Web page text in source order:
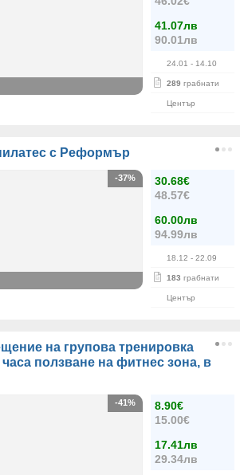
41.07лв
90.01лв
24.01 - 14.10
289 грабнати
Център
с Реформър
30.68€
48.57€
60.00лв
94.99лв
18.12 - 22.09
183 грабнати
Център
-37%
на групова тренировка
ползване на фитнес зона, в
8.90€
15.00€
17.41лв
29.34лв
-41%